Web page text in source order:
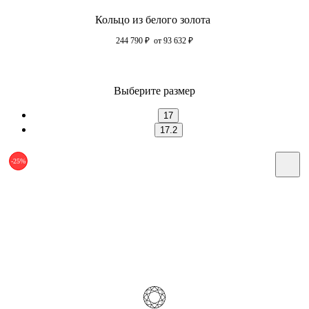
Кольцо из белого золота
244 790 ₽ от 93 632 ₽
Выберите размер
17
17.2
-25%